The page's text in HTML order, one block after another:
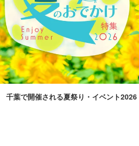
千葉で開催される夏祭り・イベント2026